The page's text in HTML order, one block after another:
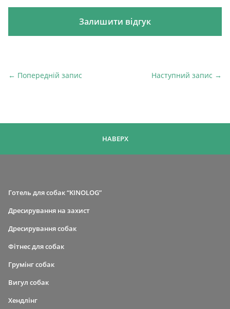
← Попередній запис
Наступний запис →
НАВЕРХ
Готель для собак “KINOLOG”
Дресирування на захист
Дресирування собак
Фітнес для собак
Грумінг собак
Вигул собак
Хендлінг